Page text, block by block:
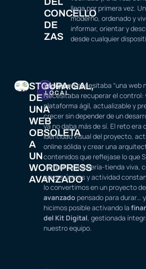
CONCELLO
DE
ZAS
llega por primera vez.
moderno, ordenado y
informar, orientar y
desde cualquier
STOUPA.GAL,
DE
UNA
WEB
OBSOLETA
A
UN
WORDPRESS
AVANZADO
COMERCIO
LOCAL
Stoupa no necesitaba “una web
Necesitaba recuperar el control:
plataforma ágil, actualizable y
crecer sin depender de un
ya no daba más de sí. El reto era
identidad visual del proyecto,
online sólida y crear una
contenidos que reflejase lo que
verdad: una galería-tienda viva,
piezas únicas y actividad
lo convertimos en un proyecto
avanzado pensado para durar…
hicimos posible activando la
del Kit Digital, gestionada
nuestro equipo.